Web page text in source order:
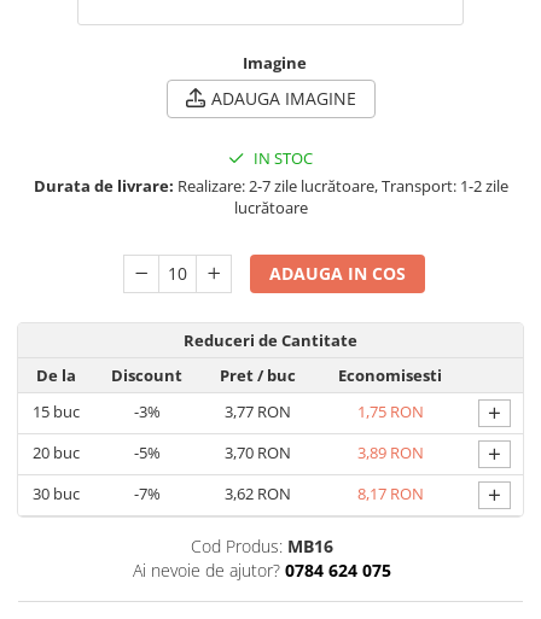
Imagine
ADAUGA IMAGINE
IN STOC
Durata de livrare: Realizare: 2-7 zile lucrătoare, Transport: 1-2 zile
lucrătoare
ADAUGA IN COS
Reduceri de Cantitate
De la
Discount Pret/ buc
Economisesti
15buc -3% 3,77 RON 1,75 RON +
20buc -5% 3,70 RON 3,89 RON +
30buc -7% 3,62 RON 8,17 RON +
Cod Produs: MB16
Ai nevoie de ajutor? 0784 624 075